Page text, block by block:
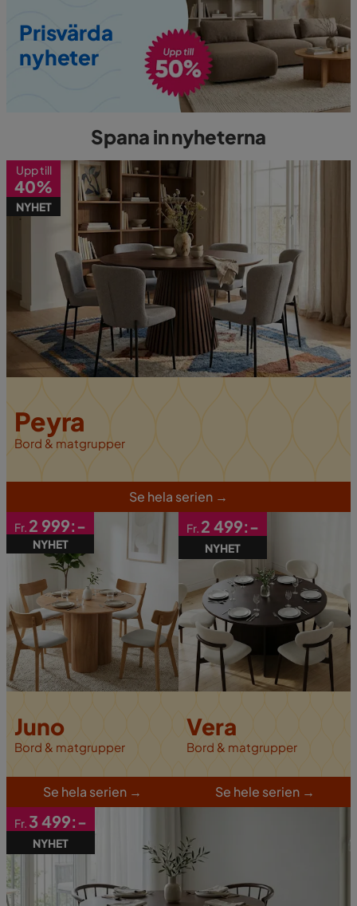
Prisvärda
nyheter
Spana in nyheterna
Upp till
40%
NYHET
Peyra
Bord & matgrupper
Se hela serien →
Fr. 2 999:-
NYHET
Juno
Bord & matgrupper
Se hela serien →
Fr. 2 499:-
NYHET
Vera
Bord & matgrupper
Se hele serien→
Fr. 3 499:-
NYHET